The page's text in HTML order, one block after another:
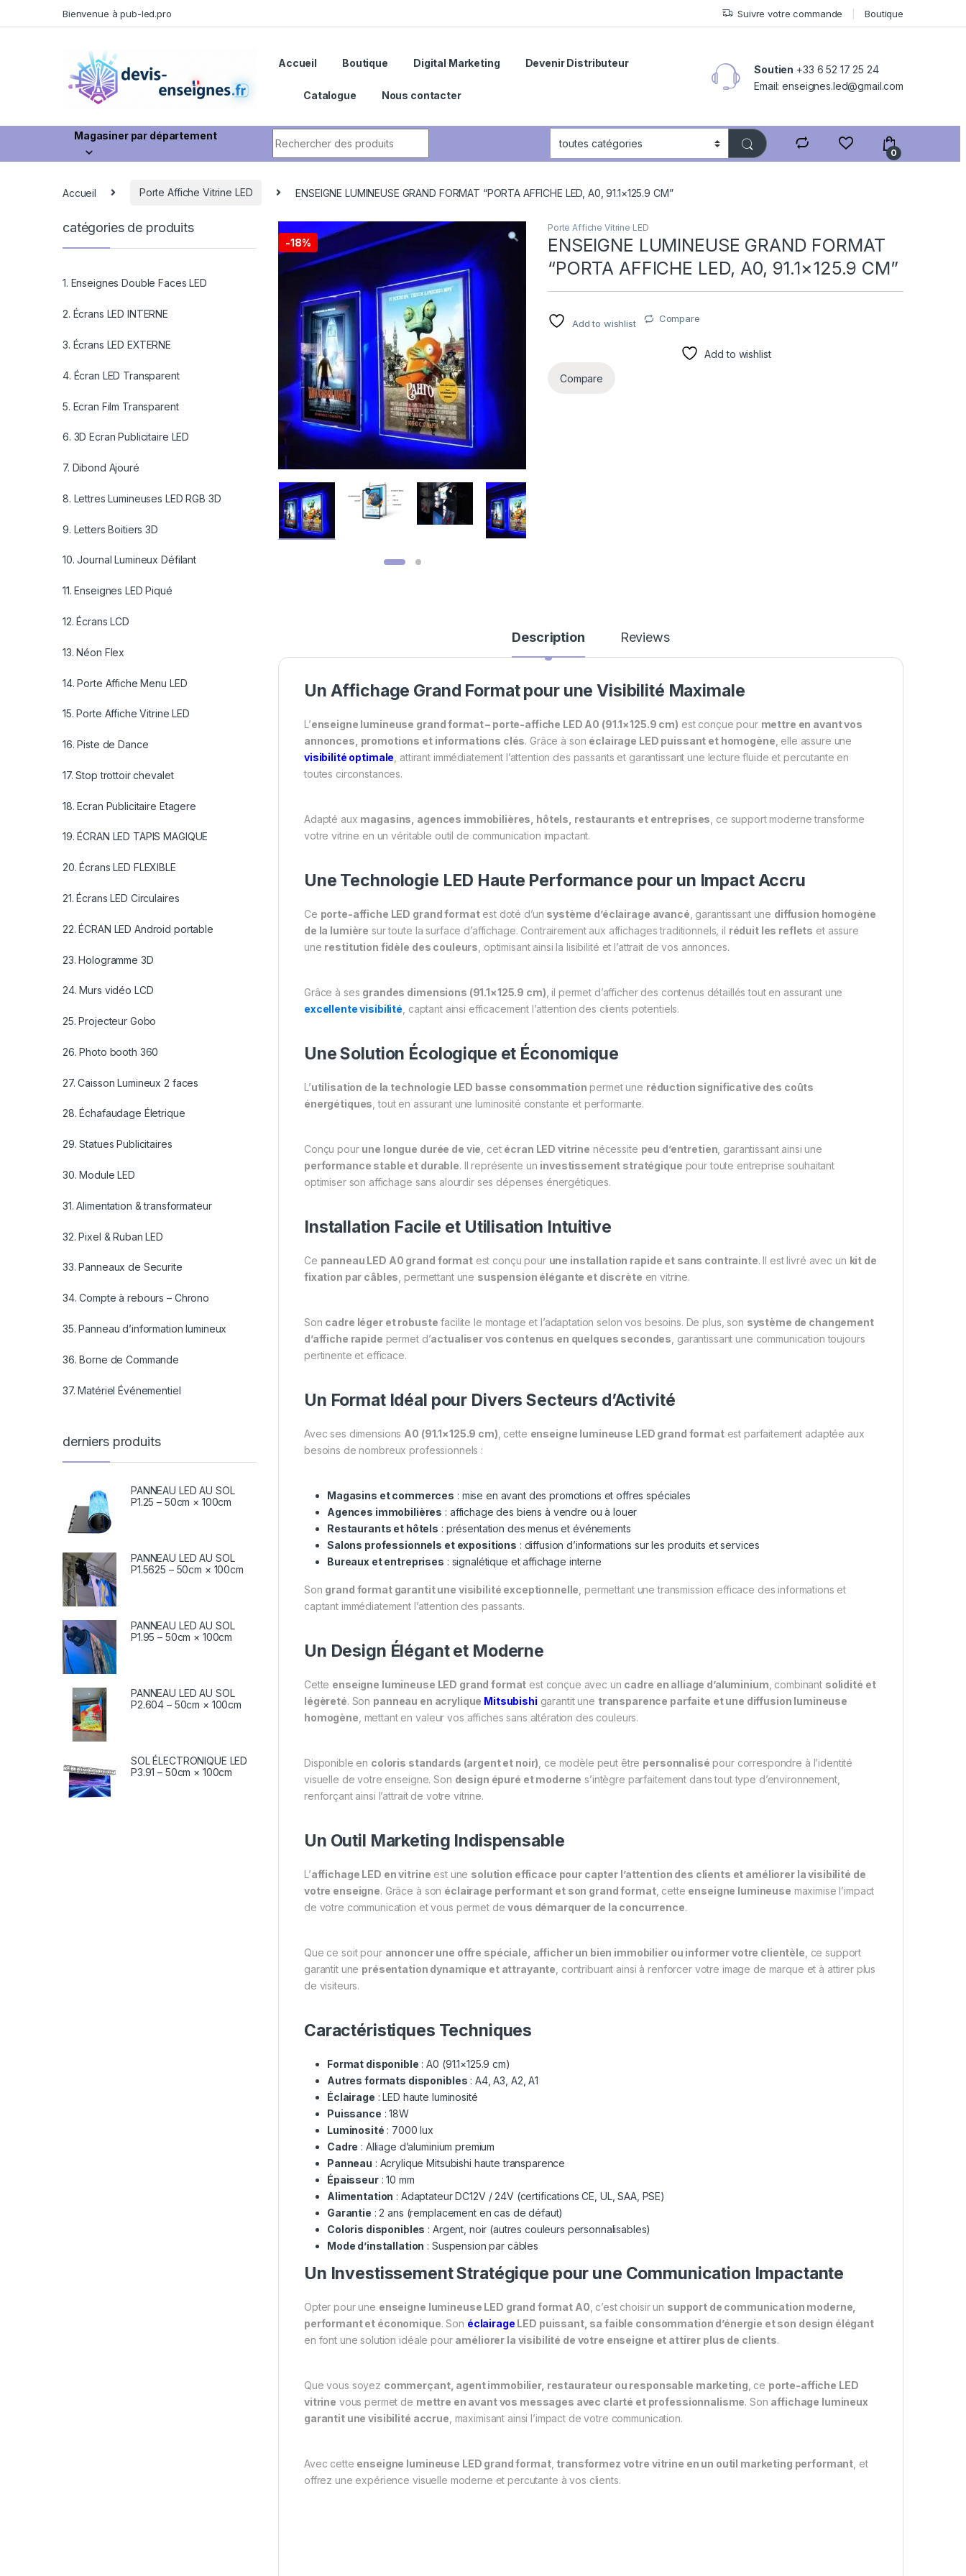
Bienvenue à pub-led.pro Suivre votre commande Boutique
Accueil Boutique Digital Marketing Devenir Distributeur
Catalogue Nous contacter
Soutien +33 6 52 17 25 24
Email: enseignes.led@gmail.com
Magasiner par département
0
Accueil Porte Affiche Vitrine LED ENSEIGNE LUMINEUSE GRAND FORMAT “PORTA AFFICHE LED, A0, 91.1×125.9 CM”
-18%
Porte Affiche Vitrine LED
ENSEIGNE LUMINEUSE GRAND FORMAT
“PORTA AFFICHE LED, A0, 91.1×125.9 CM”
Add to wishlist Compare
Add to wishlist
Compare
Description Reviews
Un Affichage Grand Format pour une Visibilité Maximale
L’enseigne lumineuse grand format – porte-affiche LED A0 (91.1×125.9 cm) est conçue pour mettre en avant vos
annonces, promotions et informations clés. Grâce à son éclairage LED puissant et homogène , elle assure une
visibilité optimale , attirant immédiatement l’attention des passants et garantissant une lecture fluide et percutante en
toutes circonstances.
Adapté aux magasins, agences immobilières, hôtels, restaurants et entreprises , ce support moderne transforme
votre vitrine en un véritable outil de communication impactant.
Une Technologie LED Haute Performance pour un Impact Accru
Ce porte-affiche LED grand formatest doté d’un système d’éclairage avancé , garantissant une diffusion homogène
de la lumière sur toute la surface d’affichage. Contrairement aux affichages traditionnels, il réduit les reflets et assure
une restitution fidèle des couleurs , optimisant ainsi la lisibilité et l’attrait de vos annonces.
Grâce à ses grandes dimensions (91.1×125.9 cm) , il permet d’afficher des contenus détaillés tout en assurant une
excellente visibilité , captant ainsi efficacement l’attention des clients potentiels.
Une Solution Écologique et Économique
L’utilisation de la technologie LED basse consommation permet une réduction significative des coûts
énergétiques , tout en assurant une luminosité constante et performante.
Conçu pour une longue durée de vie , cet écran LED vitrine nécessite peu d’entretien , garantissant ainsi une
performance stable et durable. Il représente un investissement stratégique pour toute entreprise souhaitant
optimiser son affichage sans alourdir ses dépenses énergétiques.
Installation Facile et Utilisation Intuitive
Ce panneau LED A0 grand formatest conçu pour une installation rapide et sans contrainte. Il est livré avec un kit de
fixation par câbles , permettant une suspension élégante et discrète en vitrine.
Son cadre léger et robuste facilite le montage et l’adaptation selon vos besoins. De plus, son système de changement
d’affiche rapide permet d’actualiser vos contenus en quelques secondes , garantissant une communication toujours
pertinente et efficace.
Un Format Idéal pour Divers Secteurs d’Activité
Avec ses dimensions A0 (91.1×125.9 cm) , cette enseigne lumineuse LED grand formatest parfaitement adaptée aux
besoins de nombreux professionnels :
Magasins et commerces : mise en avant des promotions et offres spéciales
Agences immobilières : affichage des biens à vendre ou à louer
Restaurants et hôtels : présentation des menus et événements
Salons professionnels et expositions : diffusion d’informations sur les produits et services
Bureaux et entreprises : signalétique et affichage interne
Son grand format garantit une visibilité exceptionnelle , permettant une transmission efficace des informations et
captant immédiatement l’attention des passants.
Un Design Élégant et Moderne
Cette enseigne lumineuse LED grand format est conçue avec un cadre en alliage d’aluminium , combinant solidité et
légèreté. Son panneau en acrylique Mitsubishi garantit une transparence parfaite et une diffusion lumineuse
homogène , mettant en valeur vos affiches sans altération des couleurs.
Disponible en coloris standards (argent et noir) , ce modèle peut être personnalisé pour correspondre à l’identité
visuelle de votre enseigne. Son design épuré et moderne s’intègre parfaitement dans tout type d’environnement,
renforçant ainsi l’attrait de votre vitrine.
Un Outil Marketing Indispensable
L’affichage LED en vitrine est une solution efficace pour capter l’attention des clients et améliorer la visibilité de
votre enseigne. Grâce à son éclairage performant et son grand format, cette enseigne lumineuse maximise l’impact
de votre communication et vous permet devous démarquer de la concurrence.
Que ce soit pour annoncer une offre spéciale, afficher un bien immobilier ou informer votre clientèle , ce support
garantit une présentation dynamique et attrayante , contribuant ainsi à renforcer votre image de marque et à attirer plus
de visiteurs.
Caractéristiques Techniques
Format disponible : A0 (91.1×125.9 cm)
Autres formats disponibles : A4, A3, A2, A1
Éclairage : LED haute luminosité
Puissance : 18W
Luminosité : 7000 lux
Cadre : Alliage d’aluminium premium
Panneau : Acrylique Mitsubishi haute transparence
Épaisseur: 10 mm
Alimentation : Adaptateur DC12V / 24V (certifications CE, UL, SAA, PSE)
Garantie : 2 ans (remplacement en cas de défaut)
Coloris disponibles : Argent, noir (autres couleurs personnalisables)
Mode d’installation : Suspension par câbles
Un Investissement Stratégique pour une Communication Impactante
Opter pour une enseigne lumineuse LED grand format A0 , c’est choisir un support de communication moderne,
performant et économique. Son éclairage LED puissant, sa faible consommation d’énergie et son design élégant
en font une solution idéale pour améliorer la visibilité de votre enseigne et attirer plus de clients.
Que vous soyez commerçant, agent immobilier, restaurateur ou responsable marketing , ce porte-affiche LED
vitrine vous permet de mettre en avant vos messages avec clarté et professionnalisme. Son affichage lumineux
garantit une visibilité accrue , maximisant ainsi l’impact de votre communication.
Avec cette enseigne lumineuse LED grand format, transformez votre vitrine en un outil marketing performant , et
offrez une expérience visuelle moderne et percutante à vos clients.
catégories de produits
1. Enseignes Double Faces LED
2. Écrans LED INTERNE
3. Écrans LED EXTERNE
4. Écran LED Transparent
5. Ecran Film Transparent
6. 3D Ecran Publicitaire LED
7. Dibond Ajouré
8. Lettres Lumineuses LED RGB 3D
9. Letters Boitiers 3D
10. Journal Lumineux Défilant
11. Enseignes LED Piqué
12. Écrans LCD
13. Néon Flex
14. Porte Affiche Menu LED
15. Porte Affiche Vitrine LED
16. Piste de Dance
17. Stop trottoir chevalet
18. Ecran Publicitaire Etagere
19. ÉCRAN LED TAPIS MAGIQUE
20. Écrans LED FLEXIBLE
21. Écrans LED Circulaires
22. ÉCRAN LED Android portable
23. Hologramme 3D
24. Murs vidéo LCD
25. Projecteur Gobo
26. Photo booth 360
27. Caisson Lumineux 2 faces
28. Échafaudage Életrique
29. Statues Publicitaires
30. Module LED
31. Alimentation & transformateur
32. Pixel & Ruban LED
33. Panneaux de Securite
34. Compte à rebours – Chrono
35. Panneau d’information lumineux
36. Borne de Commande
37. Matériel Événementiel
derniers produits
PANNEAU LED AU SOL
P1.25 – 50cm × 100cm
PANNEAU LED AU SOL
P1.5625 – 50cm × 100cm
PANNEAU LED AU SOL
P1.95 – 50cm × 100cm
PANNEAU LED AU SOL
P2.604 – 50cm × 100cm
SOL ÉLECTRONIQUE LED
P3.91 – 50cm × 100cm